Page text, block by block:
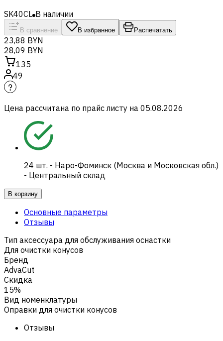
SK40CL В наличии
В сравнение В избранное Распечатать
23,88 BYN
28,09 BYN
135
49
Цена рассчитана по прайс листу на 05.08.2026
24 шт. - Наро-Фоминск (Москва и Московская обл.)
- Центральный склад
В корзину
Основные параметры
Отзывы
Тип аксессуара для обслуживания оснастки
Для очистки конусов
Бренд
AdvaCut
Скидка
15%
Вид номенклатуры
Оправки для очистки конусов
Отзывы